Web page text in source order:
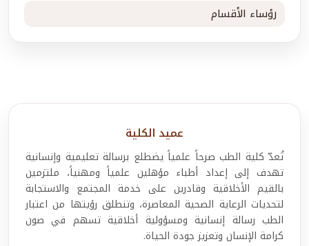
رؤساء الأقسام
عميد الكلية
تُعدّ كلية الطب صرحاً علمياً يضطلع برسالة تعليمية وإنسانية
تهدف إلى إعداد أطباء مؤهلين علمياً ومهنياً، ملتزمين
بالقيم الأخلاقية وقادرين على خدمة المجتمع والاستجابة
لتحديات الرعاية الصحية المعاصرة، وتنطلق رؤيتها من اعتبار
الطب رسالة إنسانية ومسؤولية أخلاقية تسهم في صون
كرامة الإنسان وتعزيز جودة الحياة.